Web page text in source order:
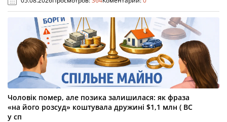
Чоловік помер, але позика залишилася: як фраза
«на його розсуд» коштувала дружині $1,1 млн ( ВС
у сп